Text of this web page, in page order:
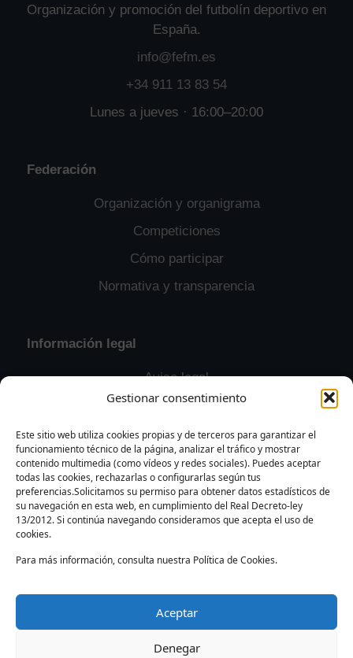
Gestionar consentimiento
Este sitio web utiliza cookies propias y de terceros para garantizar el
funcionamiento técnico de la página, analizar el tráfico y mostrar
contenido multimedia (como vídeos y redes sociales). Puedes aceptar
todas las cookies, rechazarlas o configurarlas según tus
preferencias.Solicitamos su permiso para obtener datos estadísticos de
su navegación en esta web, en cumplimiento del Real Decreto-ley
13/2012. Si continúa navegando consideramos que acepta el uso de
cookies.
Para más información, consulta nuestra Política de Cookies.
Aceptar
Denegar
Organización y promoción del futbolín deportivo en
España.
info@fefm.es
+34 911 13 83 54
Lunes a jueves · 16:00–20:00
Federación
Organización y organigrama
Competiciones
Cómo participar
Normativa y transparencia
Información legal
Aviso legal
Política de privacidad
Política de cookies
Contacto y solicitudes
Instagram Facebook YouTube